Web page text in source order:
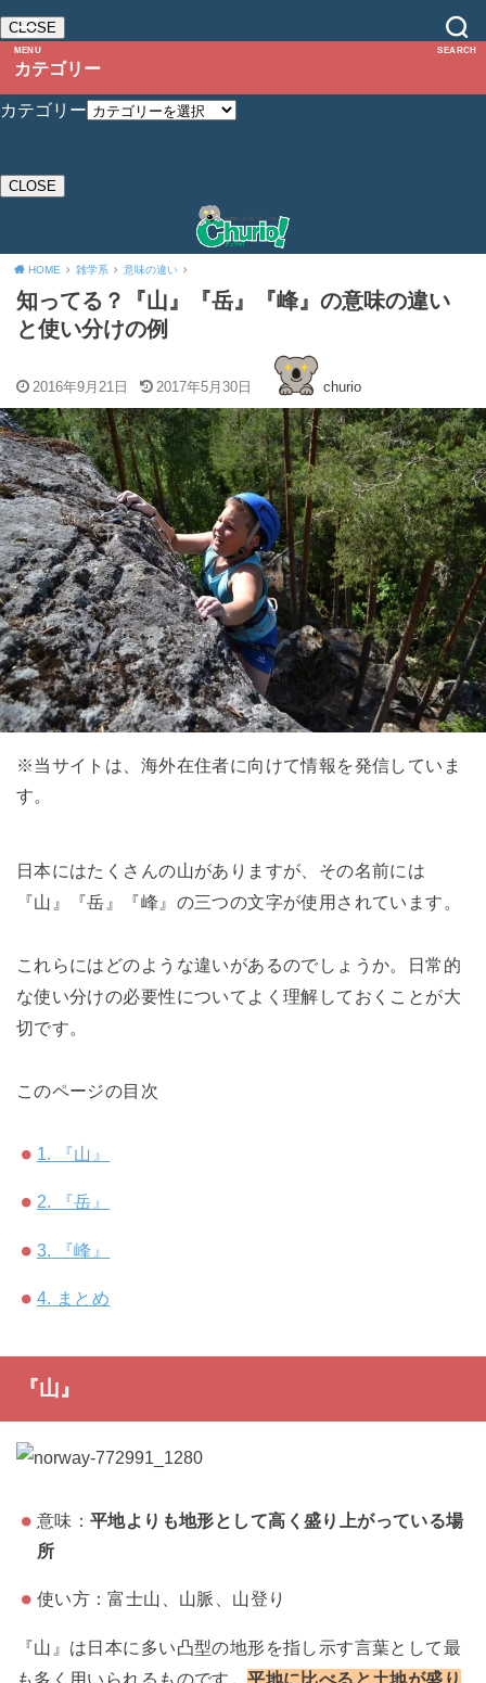
MENU
CLOSE
カテゴリー
カテゴリー
CLOSE
SEARCH
HOME 雑学系 意味の違い
知ってる？『山』『岳』『峰』の意味の違い
と使い分けの例
2016年9月21日 2017年5月30日 churio
※当サイトは、海外在住者に向けて情報を発信していま
す。
日本にはたくさんの山がありますが、その名前には
『山』『岳』『峰』の三つの文字が使用されています。
これらにはどのような違いがあるのでしょうか。日常的
な使い分けの必要性についてよく理解しておくことが大
切です。
このページの目次
1. 『山』
2. 『岳』
3. 『峰』
4. まとめ
『山』
意味：平地よりも地形として高く盛り上がっている場
所
使い方：富士山、山脈、山登り
『山』は日本に多い凸型の地形を指し示す言葉として最
も多く用いられるものです。平地に比べると土地が盛り